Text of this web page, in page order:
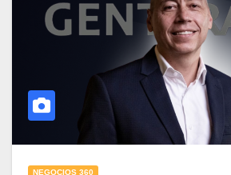
NEGOCIOS 360